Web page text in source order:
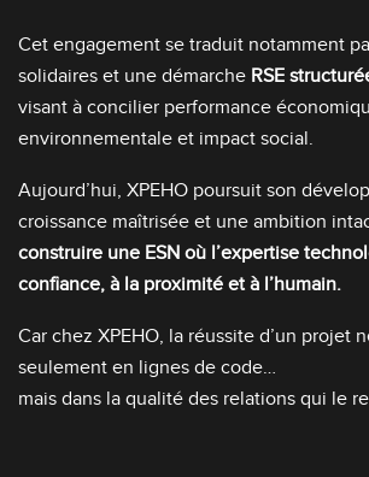
Cet engagement se traduit notamment
solidaires et une démarche RSE
visant à concilier performance
environnementale et impact social.
Aujourd’hui, XPEHO poursuit son
croissance maîtrisée et une ambition
construire une ESN où l’expertise
confiance, à la proximité et à l’humain.
Car chez XPEHO, la réussite d’un projet
seulement en lignes de code…
mais dans la qualité des relations qui le